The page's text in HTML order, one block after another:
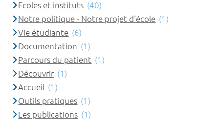
Ecoles et instituts (40)
Notre politique - Notre projet d'école (1)
Vie étudiante (6)
Documentation (1)
Parcours du patient (1)
Découvrir (1)
Accueil (1)
Outils pratiques (1)
Les publications (1)